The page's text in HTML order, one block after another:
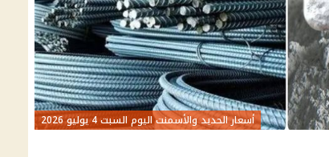
أسعار الحديد والأسمنت اليوم السبت 4 يوليو 2026